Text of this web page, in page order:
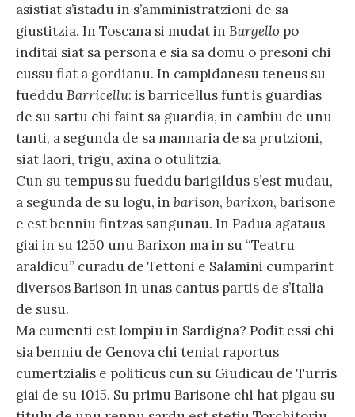
asistiat s’istadu in s’amministratzioni de sa
giustitzia. In Toscana si mudat in Bargello po
inditai siat sa persona e sia sa domu o presoni chi
cussu fiat a gordianu. In campidanesu teneus su
fuedduBarricellu: is barricellus funt is guardias
de su sartu chi faint sa guardia, in cambiu de unu
tanti, a segunda de sa mannaria de sa prutzioni,
siat laori, trigu, axina o otulitzia.
Cun su tempus su fueddu barigildus s’est mudau,
a segunda de su logu, in barison, barixon, barisone
e est benniu fintzas sangunau. In Padua agataus
giai in su 1250 unu Barixon ma in su “Teatru
araldicu” curadu de Tettoni e Salamini cumparint
diversos Barison in unas cantus partis de s’Italia
de susu.
Ma cumenti est lompiu in Sardigna? Podit essi chi
sia benniu de Genova chi teniat raportus
cumertzialis e politicus cun su Giudicau de Turris
giai de su 1015. Su primu Barisone chi hat pigau su